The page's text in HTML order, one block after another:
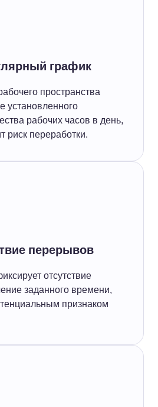
график
пространства
установленного
рабочих часов в день,
риск переработки.
перерывов
отсутствие
заданного времени,
признаком